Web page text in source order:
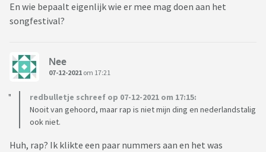
En wie bepaalt eigenlijk wie er mee mag doen aan het
songfestival?
Nee
07-12-2021 om 17:21
redbulletje schreef op 07-12-2021 om 17:15:
Nooit van gehoord, maar rap is niet mijn ding en nederlandstalig
ook niet.
Huh, rap? Ik klikte een paar nummers aan en het was